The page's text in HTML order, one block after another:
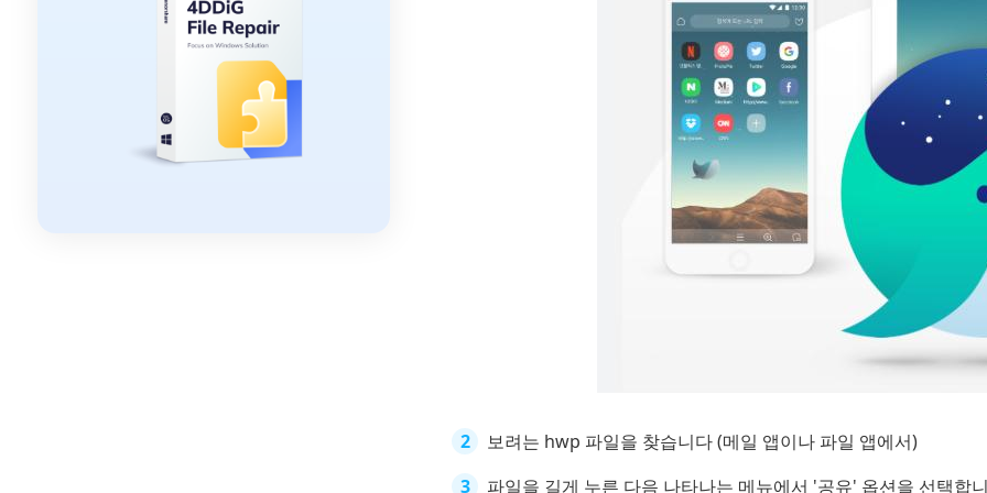
보려는 hwp 파일을 찾습니다 (메일 앱이나 파일 앱에서)
파일을 길게 누른 다음 나타나는 메뉴에서 '공유' 옵션을 선택합